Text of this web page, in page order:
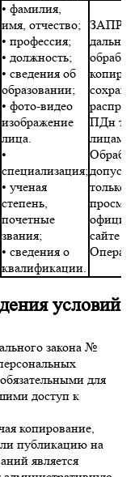
• фамилия,
имя, отчество;
• профессия;
• должность;
• сведения об
образовании;
• фото-видео
изображение
лица.
•
специализация;
• ученая
степень,
почетные
звания;
• сведения о
квалификации.
ЗАПРЕТ
ПДн
лицами.
только
сайте
условий
закона №
для
доступ к
копирование,
публикацию на
является